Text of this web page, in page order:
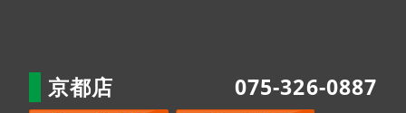
京都店 075-326-0887